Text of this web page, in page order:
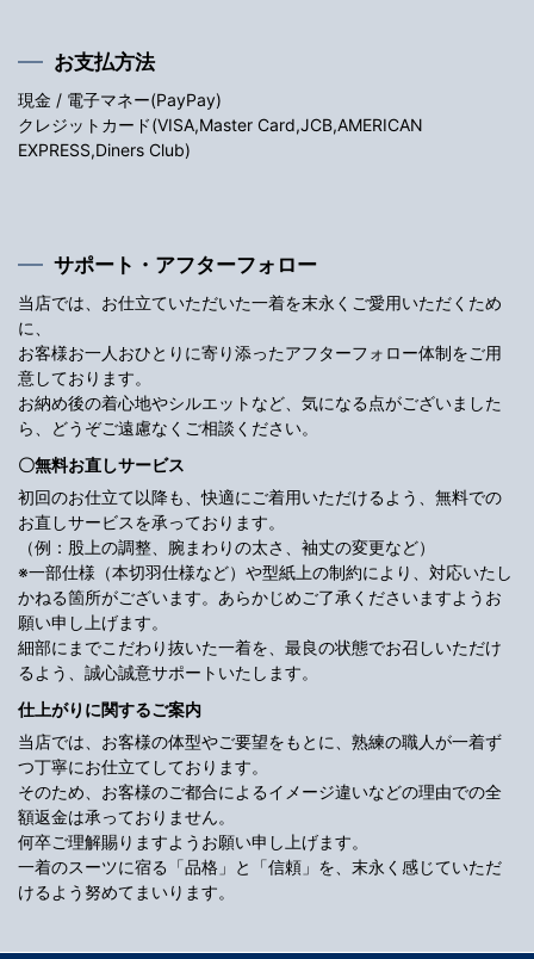
お支払方法
現金 / 電子マネー(PayPay)
クレジットカード(VISA,Master Card,JCB,AMERICAN
EXPRESS,Diners Club)
サポート・アフターフォロー
当店では、お仕立ていただいた一着を末永くご愛用いただくため
に、
お客様お一人おひとりに寄り添ったアフターフォロー体制をご用
意しております。
お納め後の着心地やシルエットなど、気になる点がございました
ら、どうぞご遠慮なくご相談ください。
〇無料お直しサービス
初回のお仕立て以降も、快適にご着用いただけるよう、無料での
お直しサービスを承っております。
（例：股上の調整、腕まわりの太さ、袖丈の変更など）
※一部仕様（本切羽仕様など）や型紙上の制約により、対応いたし
かねる箇所がございます。あらかじめご了承くださいますようお
願い申し上げます。
細部にまでこだわり抜いた一着を、最良の状態でお召しいただけ
るよう、誠心誠意サポートいたします。
仕上がりに関するご案内
当店では、お客様の体型やご要望をもとに、熟練の職人が一着ず
つ丁寧にお仕立てしております。
そのため、お客様のご都合によるイメージ違いなどの理由での全
額返金は承っておりません。
何卒ご理解賜りますようお願い申し上げます。
一着のスーツに宿る「品格」と「信頼」を、末永く感じていただ
けるよう努めてまいります。